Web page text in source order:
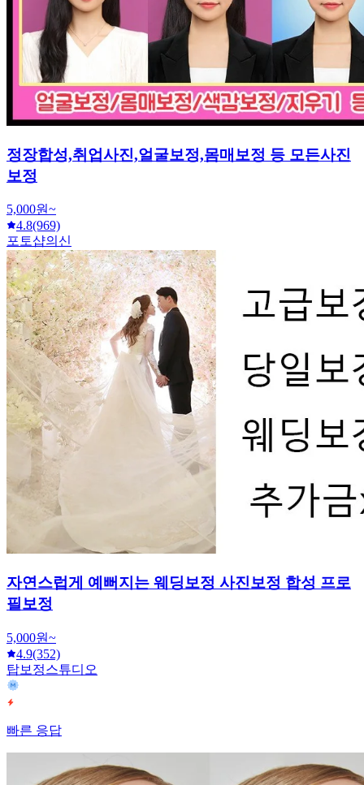
정장합성,취업사진,얼굴보정,몸매보정 등 모든사진
보정
5,000원~
4.8(969)
포토샵의신
자연스럽게 예뻐지는 웨딩보정 사진보정 합성 프로
필보정
5,000원~
4.9(352)
탑보정스튜디오
빠른 응답